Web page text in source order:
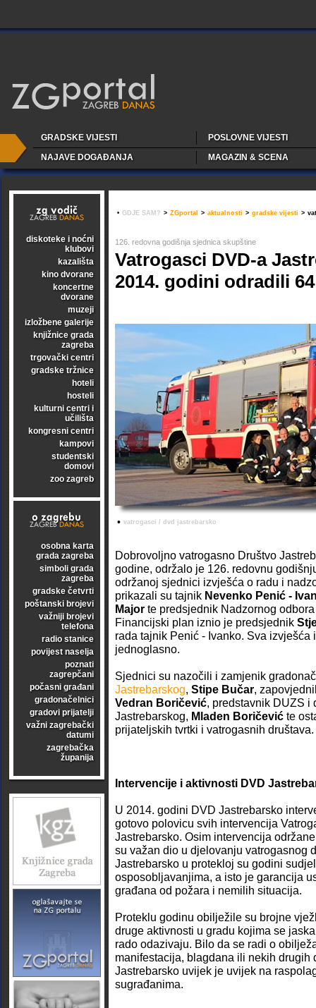
GRADSKE VIJESTI
POSLOVNE VIJESTI
NAJAVE DOGAĐANJA
MAGAZIN & SCENA
diskoteke i noćni
klubovi
kazališta
kino dvorane
koncertne
dvorane
muzeji
izložbene galerije
knjižnice grada
zagreba
trgovački centri
gradske tržnice
hoteli
hosteli
kulturni centri i
učilišta
kongresni centri
kampovi
studentski
domovi
zoo zagreb
osobna karta
grada zagreba
simboli grada
zagreba
gradske četvrti
poštanski brojevi
važniji brojevi
telefona
radio stanice
povijest naselja
poznati
zagrepčani
počasni građani
gradonačelnici
gradovi prijatelji
važni zagrebački
datumi
zagrebačka
županija
• GDJE SAM? > ZGportal > aktualnosti > gradske vijesti >
126. redovna godišnja sjednica skupštine
Vatrogasci DVD-a
2014. godini odradili
• vatrogasci / dvd jastrebarsko
Dobrovoljno vatrogasno Društvo
godine, održalo je 126. redovnu
održanoj sjednici izvješća o radu i
prikazali su tajnik Nevenko Penić -
Major te predsjednik Nadzornog
Financijski plan iznio je predsjednik
rada tajnik Penić - Ivanko. Sva izvješća
jednoglasno.
Sjednici su nazočili i zamjenik
Jastrebarskog, Stipe Bučar,
Vedran Boričević, predstavnik DUZS i
Jastrebarskog, Mladen Boričević te
prijateljskih tvrtki i vatrogasnih društava.
Intervencije i aktivnosti DVD
U 2014. godini DVD Jastrebarsko
gotovo polovicu svih intervencija
Jastrebarsko. Osim intervencija
su važan dio u djelovanju vatrogasnog
Jastrebarsko u protekloj su godini
osposobljavanjima, a isto je garancija
građana od požara i nemilih situacija.
Proteklu godinu obilježile su brojne
druge aktivnosti u gradu kojima se
rado odazivaju. Bilo da se radi o
manifestacija, blagdana ili nekih drugih
Jastrebarsko uvijek je uvijek na
sugrađanima.